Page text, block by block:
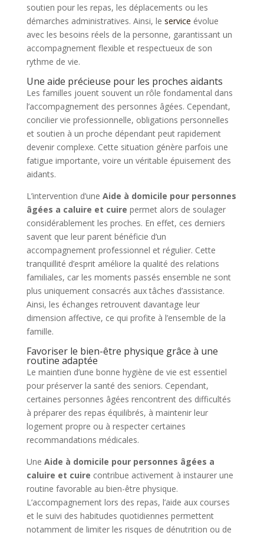
soutien pour les repas, les déplacements ou les
démarches administratives. Ainsi, le service évolue
avec les besoins réels de la personne, garantissant un
accompagnement flexible et respectueux de son
rythme de vie.
Une aide précieuse pour les proches aidants
Les familles jouent souvent un rôle fondamental dans
l’accompagnement des personnes âgées. Cependant,
concilier vie professionnelle, obligations personnelles
et soutien à un proche dépendant peut rapidement
devenir complexe. Cette situation génère parfois une
fatigue importante, voire un véritable épuisement des
aidants.
L’intervention d’une Aide à domicile pour personnes
âgées a caluire et cuire permet alors de soulager
considérablement les proches. En effet, ces derniers
savent que leur parent bénéficie d’un
accompagnement professionnel et régulier. Cette
tranquillité d’esprit améliore la qualité des relations
familiales, car les moments passés ensemble ne sont
plus uniquement consacrés aux tâches d’assistance.
Ainsi, les échanges retrouvent davantage leur
dimension affective, ce qui profite à l’ensemble de la
famille.
Favoriser le bien-être physique grâce à une
routine adaptée
Le maintien d’une bonne hygiène de vie est essentiel
pour préserver la santé des seniors. Cependant,
certaines personnes âgées rencontrent des difficultés
à préparer des repas équilibrés, à maintenir leur
logement propre ou à respecter certaines
recommandations médicales.
Une Aide à domicile pour personnes âgées a
caluire et cuire contribue activement à instaurer une
routine favorable au bien-être physique.
L’accompagnement lors des repas, l’aide aux courses
et le suivi des habitudes quotidiennes permettent
notamment de limiter les risques de dénutrition ou de